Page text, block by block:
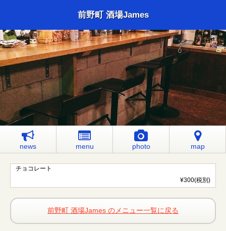
前野町 酒場James
news menu photo map
チョコレート
¥300(税別)
前野町 酒場James のメニュー一覧に戻る